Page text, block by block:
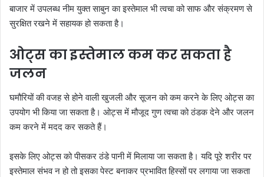
बाजार में उपलब्ध नीम युक्त साबुन का इस्तेमाल भी त्वचा को साफ और संक्रमण से
सुरक्षित रखने में सहायक हो सकता है।
ओट्स का इस्तेमाल कम कर सकता है
जलन
घमौरियों की वजह से होने वाली खुजली और सूजन को कम करने के लिए ओट्स का
उपयोग भी किया जा सकता है। ओट्स में मौजूद गुण त्वचा को ठंडक देने और जलन
कम करने में मदद कर सकते हैं।
इसके लिए ओट्स को पीसकर ठंडे पानी में मिलाया जा सकता है। यदि पूरे शरीर पर
इस्तेमाल संभव न हो तो इसका पेस्ट बनाकर प्रभावित हिस्सों पर लगाया जा सकता